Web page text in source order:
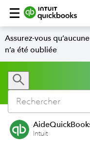
Assurez-vous
n’a été oubliée
Intuit